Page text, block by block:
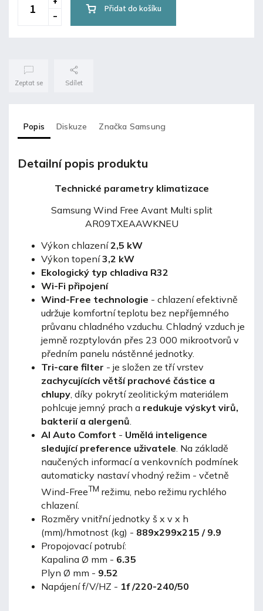
Přidat do košíku
Zeptat se Sdílet
Popis Diskuze Značka Samsung
Detailní popis produktu
Technické parametry klimatizace
Samsung Wind Free Avant Multi split
AR09TXEAAWKNEU
Výkon chlazení2,5 kW
Výkon topení3,2 kW
Ekologický typ chladiva R32
Wi-Fi připojení
Wind-Free technologie - chlazení efektivně
udržuje komfortní teplotu bez nepříjemného
průvanu chladného vzduchu. Chladný vzduch je
jemně rozptylován přes 23 000 mikrootvorů v
předním panelu nástěnné jednotky.
Tri-care filter - je složen ze tří vrstev
zachycujících větší prachové částice a
chlupy , díky pokrytí zeolitickým materiálem
pohlcuje jemný prach a redukuje výskyt virů,
bakterií a alergenů
AI Auto Comfort - Umělá inteligence
sledující preference uživatele . Na základě
naučených informací a venkovních podmínek
automaticky nastaví vhodný režim - včetně
Wind-FreeTM režimu, nebo režimu rychlého
chlazení.
Rozměry vnitřní jednotky š x v x h
(mm)/hmotnost (kg) - 889x299x215 / 9.9
Propojovací potrubí:
Kapalina Ø mm - 6.35
Plyn Ø mm - 9.52
Napájení f/V/HZ - 1f /220-240/50